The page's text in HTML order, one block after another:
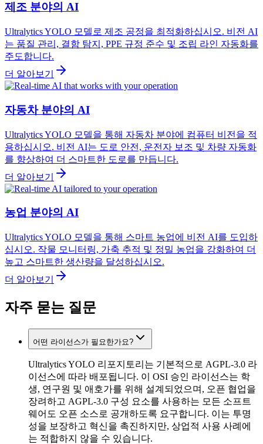
제조 분야의 AI
Ultralytics YOLO 모델로 제조 공정을 최적화하십시오. 비전 AI
는 품질 관리, 결함 탐지, PPE 규정 준수 및 조립 라인 자동화를
주도합니다.
더 알아보기
자동차 분야의 AI
Ultralytics YOLO 모델을 통해 자동차 분야에 컴퓨터 비전을 적
용하십시오. 비전 AI는 도로 안전, 운전자 보조 및 차량 자동화
를 향상하여 더 스마트한 도로를 만듭니다.
더 알아보기
농업 분야의 AI
Ultralytics YOLO 모델을 통해 스마트 농업에 비전 AI를 도입하
십시오. 작물 모니터링, 가축 추적 및 정밀 농업을 강화하여 더
높고 스마트한 생산량을 달성하십시오.
더 알아보기
자주 묻는 질문
어떤 라이선스가 필요한가요?
Ultralytics YOLO 리포지토리는 기본적으로 AGPL-3.0 라
이선스에 따라 배포됩니다. 이 OSI 승인 라이선스는 학
생, 연구원 및 애호가를 위해 설계되었으며, 오픈 협업을
장려하고 AGPL-3.0 구성 요소를 사용하는 모든 소프트
웨어도 오픈 소스로 공개하도록 요구합니다. 이는 투명
성을 보장하고 혁신을 촉진하지만, 상업적 사용 사례에
는 적합하지 않을 수 있습니다.